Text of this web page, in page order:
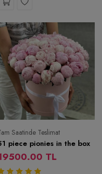
Saatinde Teslimat
piece pionies in the box
TL